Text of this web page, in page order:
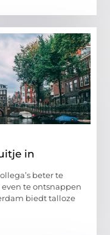
in
beter te
te ontsnappen
biedt talloze